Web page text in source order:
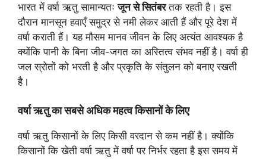
भारत में वर्षा ऋतु सामान्यतःजून से सितंबरतक रहती है। इस
दौरान मानसून हवाएँ समुद्र से नमी लेकर आती हैं और पूरे देश में
वर्षा कराती हैं। यह मौसम मानव जीवन के लिए अत्यंत आवश्यक है
क्योंकि पानी के बिना जीव-जगत का अस्तित्व संभव नहीं है। वर्षा ही
जल स्रोतों को भरती है और प्रकृति के संतुलन को बनाए रखती
है।
वर्षा ऋतु का सबसे अधिक महत्व किसानों के लिए
वर्षा ऋतु किसानों के लिए किसी वरदान से कम नहीं है। क्योंकि
किसानों कि खेती वर्षा ऋतु में वर्षा पर निर्भर रहता है इस समय में